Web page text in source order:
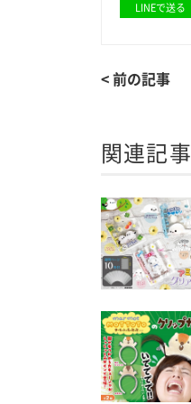
LINEで送る
< 前の記事
関連記事